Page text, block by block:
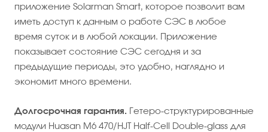
приложение Solarman Smart, которое позволит вам
иметь доступ к данным о работе СЭС в любое
время суток и в любой локации. Приложение
показывает состояние СЭС сегодня и за
предыдущие периоды, это удобно, наглядно и
экономит много времени.
Долгосрочная гарантия. Гетеро-структурированные
модули Huasan M6 470/HJT Half-Cell Double-glass для